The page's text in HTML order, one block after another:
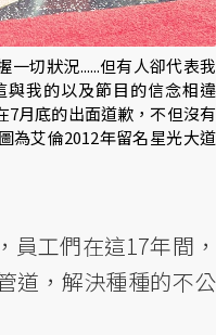
一切狀況......但有人卻代表我
我的以及節目的信念相違
7月底的出面道歉，不但沒有
為艾倫2012年留名星光大道
員工們在這17年間，
道，解決種種的不公